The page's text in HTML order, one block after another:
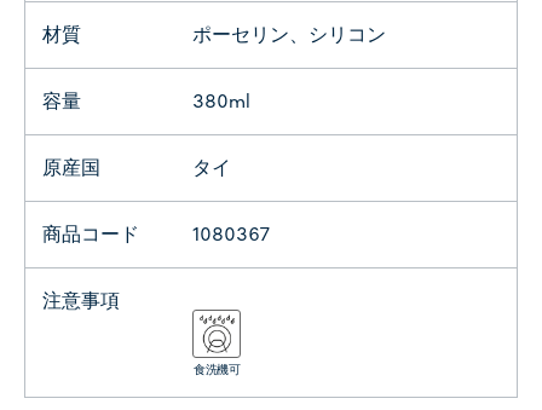
材質 ポーセリン、シリコン
容量 380ml
原産国 タイ
商品コード 1080367
注意事項
食洗機可